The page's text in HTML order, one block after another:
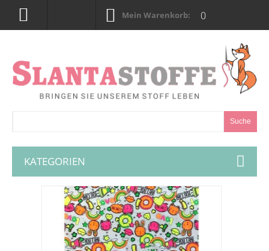
Mein Warenkorb: 0
Suche
KATEGORIEN